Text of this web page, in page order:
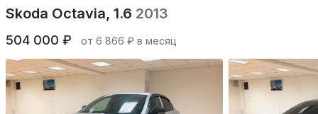
Skoda Octavia, 1.6 2013
504 000 ₽ от 6 866 ₽ в месяц